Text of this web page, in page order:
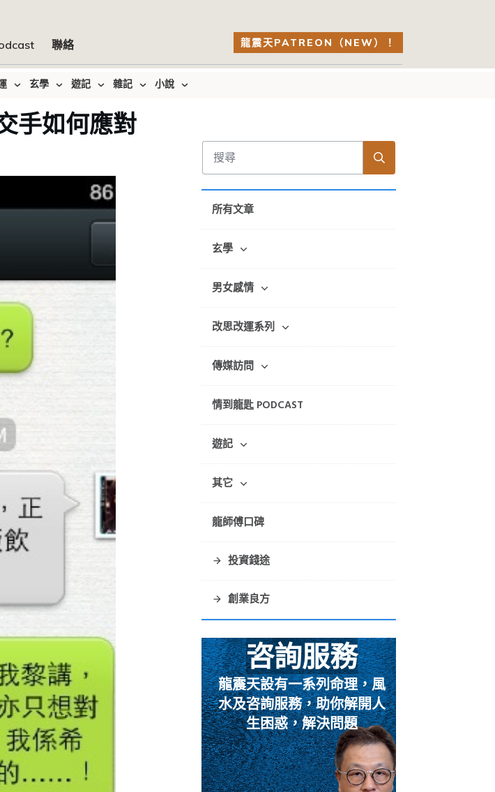
聯絡 龍震天PATREON（NEW）！
玄學 遊記 雜記 小說
手如何應對
所有文章
玄學
男女感情
改思改運系列
傳媒訪問
情到龍匙 PODCAST
遊記
其它
龍師傅口碑
投資錢途
創業良方
咨詢服務
龍震天設有一系列命理，風
水及咨詢服務，助你解開人
生困惑，解決問題